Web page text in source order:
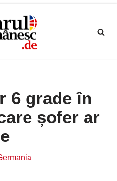
6 grade în
șofer ar